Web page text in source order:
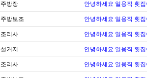
주방장 안녕하세요 일용직 횟
주방보조 안녕하세요 일용직 횟
조리사 안녕하세요 일용직 횟
설거지 안녕하세요 일용직 횟
조리사 안녕하세요 일용직 횟